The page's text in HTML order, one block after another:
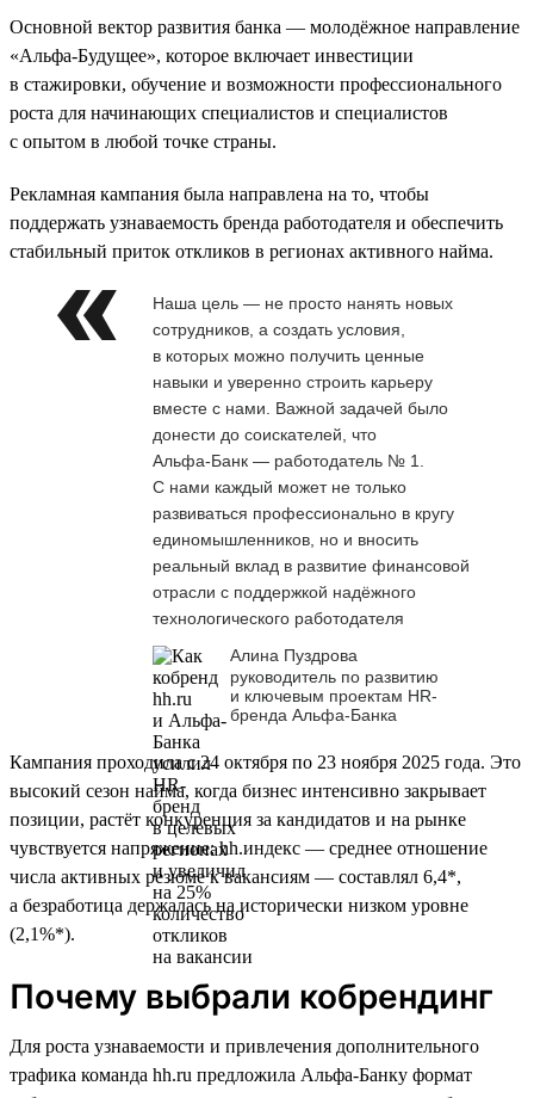
Основной вектор развития банка — молодёжное направление
«Альфа-Будущее», которое включает инвестиции
в стажировки, обучение и возможности профессионального
роста для начинающих специалистов и специалистов
с опытом в любой точке страны.
Рекламная кампания была направлена на то, чтобы
поддержать узнаваемость бренда работодателя и обеспечить
стабильный приток откликов в регионах активного найма.
Наша цель — не просто нанять новых
сотрудников, а создать условия,
в которых можно получить ценные
навыки и уверенно строить карьеру
вместе с нами. Важной задачей было
донести до соискателей, что
Альфа‑Банк — работодатель № 1.
С нами каждый может не только
развиваться профессионально в кругу
единомышленников, но и вносить
реальный вклад в развитие финансовой
отрасли с поддержкой надёжного
технологического работодателя
Алина Пуздрова
руководитель по развитию
и ключевым проектам HR-
бренда Альфа-Банка
Кампания проходила с 24 октября по 23 ноября 2025 года. Это
высокий сезон найма, когда бизнес интенсивно закрывает
позиции, растёт конкуренция за кандидатов и на рынке
чувствуется напряжение: hh.индекс — среднее отношение
числа активных резюме к вакансиям — составлял 6,4*,
а безработица держалась на исторически низком уровне
(2,1%*).
Почему выбрали кобрендинг
Для роста узнаваемости и привлечения дополнительного
трафика команда hh.ru предложила Альфа-Банку формат